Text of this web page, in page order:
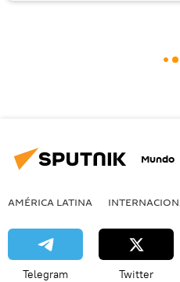
Mundo
AMÉRICA LATINA
Telegram Twitter